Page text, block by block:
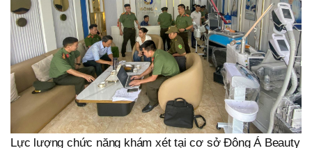
Lực lượng chức năng khám xét tại cơ sở Đông Á Beauty